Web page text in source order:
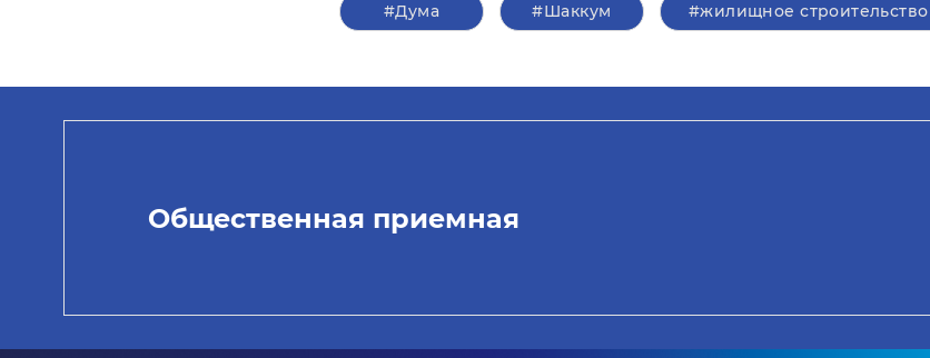
#Дума #Шаккум #жилищное строительство
Общественная приемная